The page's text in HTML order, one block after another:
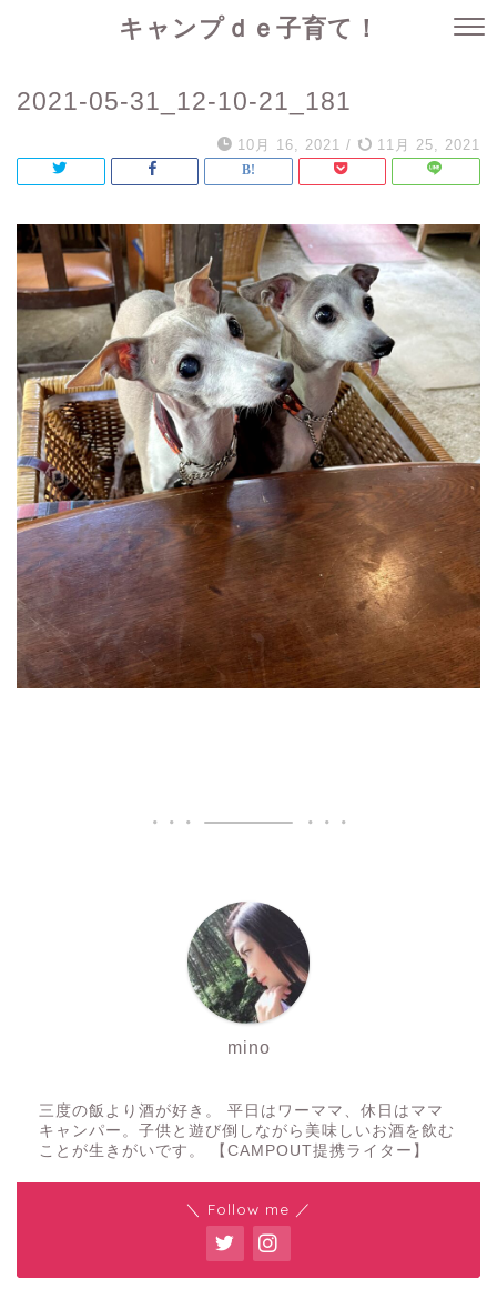
キャンプｄｅ子育て！
2021-05-31_12-10-21_181
10月 16, 2021 / 11月 25, 2021
mino
三度の飯より酒が好き。 平日はワーママ、休日はママ
キャンパー。子供と遊び倒しながら美味しいお酒を飲む
ことが生きがいです。 【CAMPOUT提携ライター】
＼ Follow me ／